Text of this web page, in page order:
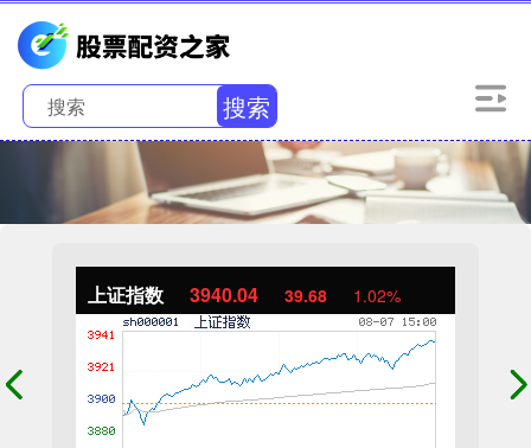
搜索
上证指数 3940.04 39.68 1.02%